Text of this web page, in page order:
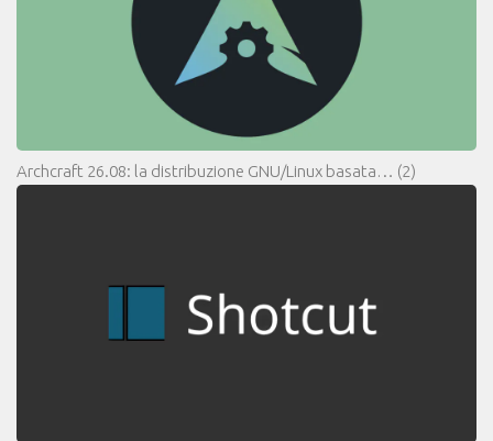
Archcraft 26.08: la distribuzione GNU/Linux basata… (2)